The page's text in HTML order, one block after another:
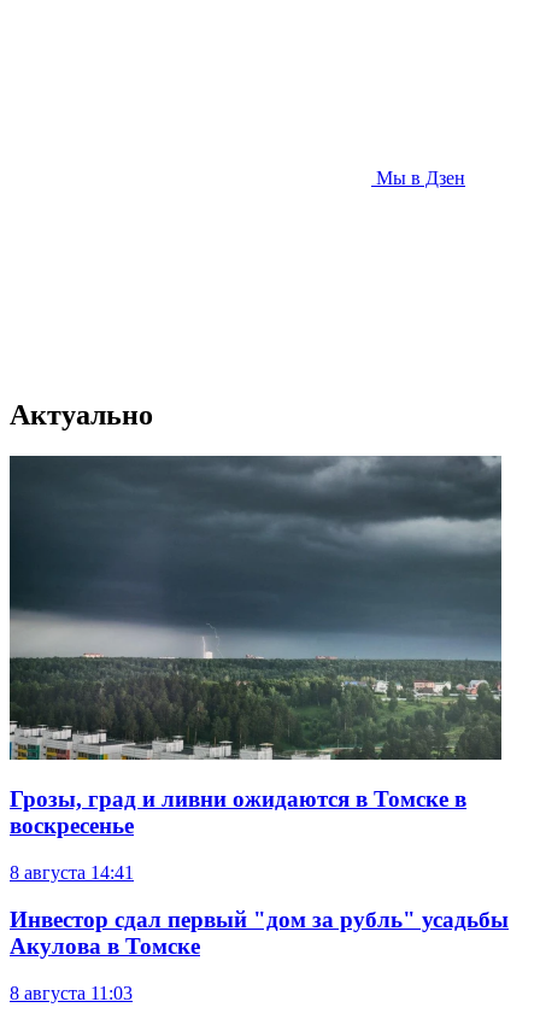
Мы в Дзен
Актуально
Грозы, град и ливни ожидаются в Томске в
воскресенье
8 августа 14:41
Инвестор сдал первый "дом за рубль" усадьбы
Акулова в Томске
8 августа 11:03